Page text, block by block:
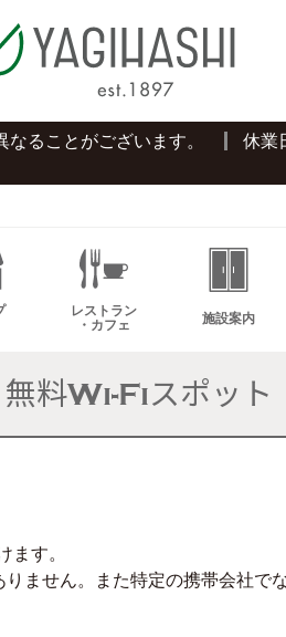
ることがございます。
休業
レストラン
・カフェ
施設案内
無料Wi-Fiスポット
ます。
ません。また特定の携帯会社で